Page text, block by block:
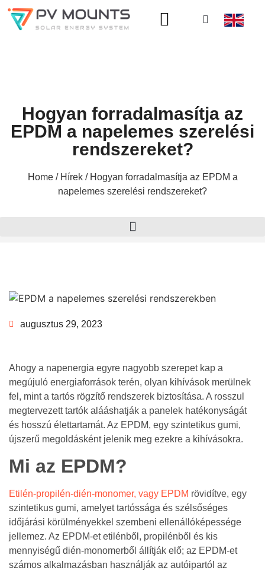
Hogyan forradalmasítja az
EPDM a napelemes szerelési
rendszereket?
Home/ Hírek/ Hogyan forradalmasítja az EPDM a
napelemes szerelési rendszereket?
augusztus 29, 2023
Ahogy a napenergia egyre nagyobb szerepet kap a
megújuló energiaforrások terén, olyan kihívások merülnek
fel, mint a tartós rögzítő rendszerek biztosítása. A rosszul
megtervezett tartók alááshatják a panelek hatékonyságát
és hosszú élettartamát. Az EPDM, egy szintetikus gumi,
újszerű megoldásként jelenik meg ezekre a kihívásokra.
Mi az EPDM?
Etilén-propilén-dién-monomer, vagy EPDM rövidítve, egy
szintetikus gumi, amelyet tartóssága és szélsőséges
időjárási körülményekkel szembeni ellenállóképessége
jellemez. Az EPDM-et etilénből, propilénből és kis
mennyiségű dién-monomerből állítják elő; az EPDM-et
számos alkalmazásban használják az autóipartól az